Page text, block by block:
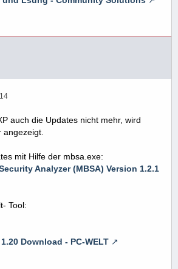
auch die Updates nicht mehr, wird
angezeigt.
mit Hilfe der mbsa.exe:
Analyzer (MBSA) Version 1.2.1
Tool:
Download - PC-WELT